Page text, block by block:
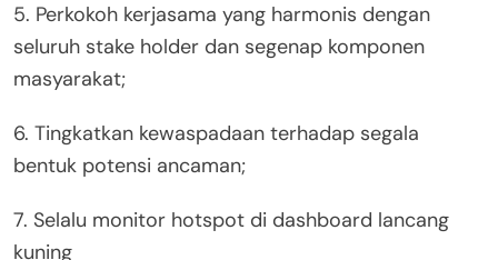
5. Perkokoh kerjasama yang harmonis dengan
seluruh stake holder dan segenap komponen
masyarakat;
6. Tingkatkan kewaspadaan terhadap segala
bentuk potensi ancaman;
7. Selalu monitor hotspot di dashboard lancang
kuning